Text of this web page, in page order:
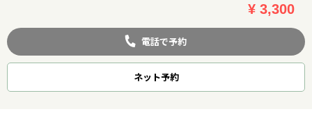
¥ 3,300
電話で予約
ネット予約